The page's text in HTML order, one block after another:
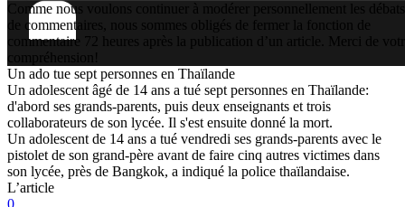
Comme nous voulons continuer à modérer personnellement les débats
de commentaires, nous sommes obligés de fermer la fonction de
commentaire 72 heures après la publication d’un article. Merci de
compréhension!
Un ado tue sept personnes en Thaïlande
Un adolescent âgé de 14 ans a tué sept personnes en Thaïlande:
d'abord ses grands-parents, puis deux enseignants et trois
collaborateurs de son lycée. Il s'est ensuite donné la mort.
Un adolescent de 14 ans a tué vendredi ses grands-parents avec le
pistolet de son grand-père avant de faire cinq autres victimes dans
son lycée, près de Bangkok, a indiqué la police thaïlandaise.
L’article